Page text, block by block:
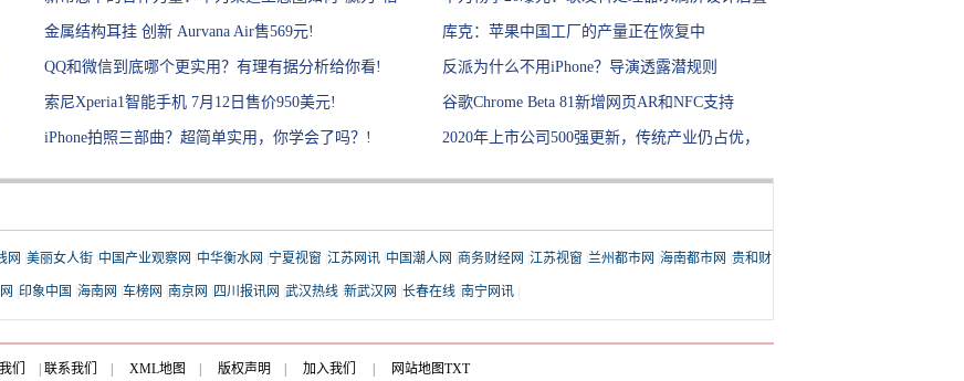
增？!
金属结构耳挂 创新 Aurvana Air售569元!
QQ和微信到底哪个更实用？有理有据分析给你看!
索尼Xperia1智能手机 7月12日售价950美元!
iPhone拍照三部曲？超简单实用，你学会了吗？!
双摄售价千元
库克：苹果中国工厂的产量正在恢复中
反派为什么不用iPhone？导演透露潜规则
谷歌Chrome Beta 81新增网页AR和NFC支持
2020年上市公司500强更新，传统产业仍占优，
网 美丽女人街 中国产业观察网 中华衡水网 宁夏视窗 江苏网讯 中国潮人网 商务财经网 江苏视窗 兰州都市网 海南都市网 贵和财
印象中国 海南网 车榜网 南京网 四川报讯网 武汉热线 新武汉网 长春在线 南宁网讯
们 联系我们 XML地图 版权声明 加入我们 网站地图TXT